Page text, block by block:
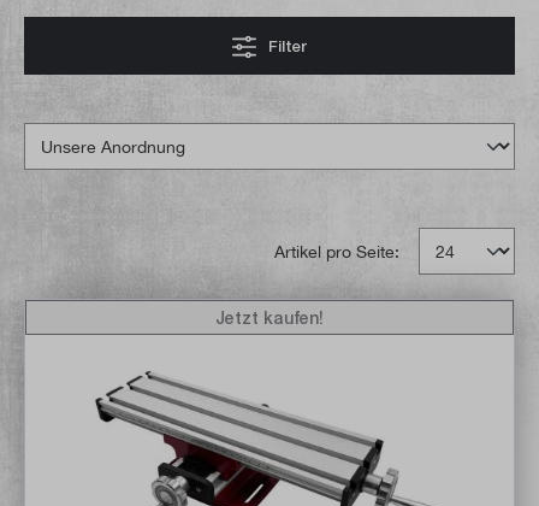
Filter
Artikel pro Seite:
Jetzt kaufen!